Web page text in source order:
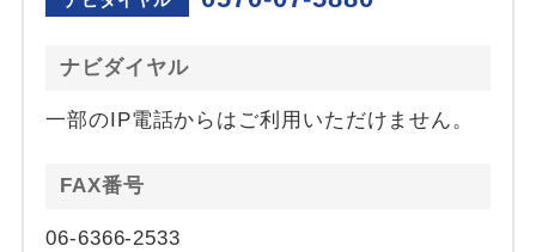
ナビダイヤル
一部のIP電話からはご利用いただけません。
FAX番号
06-6366-2533